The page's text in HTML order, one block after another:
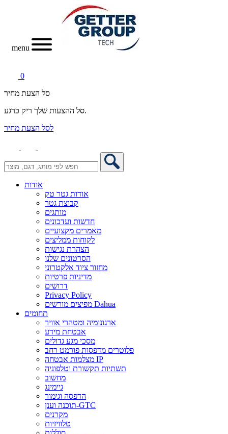
menu
0
סל הצעת מחיר
סל ההצעות שלך ריק כרגע.
לסל הצעת מחיר
אודות
אודות גטר טק
קבוצת גטר
מותגים
חדשות ועדכונים
מאמרים מקצועיים
לקוחות ממליצים
הצהרת נגישות
הסרטונים שלנו
מחזור ציוד אלקטרוני
מדיניות פרטיות
דרושים
Privacy Policy
מפיצים מורשים Dahua
תחומים
ארגונומיה ומטהרי אוויר
אבטחת מידע
מסכי מגע גדולים
פלוטרים מדפסות פורמט רחב
מצלמות אבטחה IP
תשתיות תקשורת וטלפוניה
מחשוב
גיימינג
הדפסה וגימור
תוכנה וענן-GTC
מקרנים
טלוויזיות